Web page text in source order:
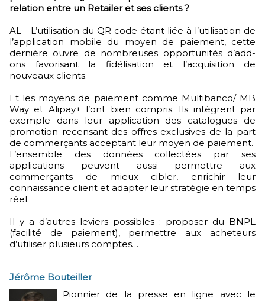
relation entre un Retailer et ses clients ?
AL - L’utilisation du QR code étant liée à l’utilisation de
l’application mobile du moyen de paiement, cette
dernière ouvre de nombreuses opportunités d’add-
ons favorisant la fidélisation et l’acquisition de
nouveaux clients.
Et les moyens de paiement comme Multibanco/ MB
Way et Alipay+ l’ont bien compris. Ils intègrent par
exemple dans leur application des catalogues de
promotion recensant des offres exclusives de la part
de commerçants acceptant leur moyen de paiement.
L’ensemble des données collectées par ses
applications peuvent aussi permettre aux
commerçants de mieux cibler, enrichir leur
connaissance client et adapter leur stratégie en temps
réel.
Il y a d’autres leviers possibles : proposer du BNPL
(facilité de paiement), permettre aux acheteurs
d’utiliser plusieurs comptes…
Jérôme Bouteiller
Pionnier de la presse en ligne avec le